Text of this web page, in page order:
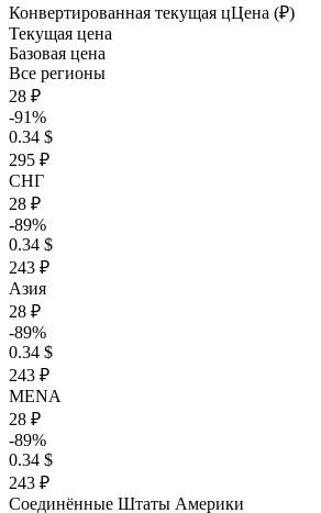
Конвертированная текущая цЦена (₽)
Текущая цена
Базовая цена
Все регионы
28 ₽
-91%
0.34 $
295 ₽
СНГ
28 ₽
-89%
0.34 $
243 ₽
Азия
28 ₽
-89%
0.34 $
243 ₽
MENA
28 ₽
-89%
0.34 $
243 ₽
Соединённые Штаты Америки